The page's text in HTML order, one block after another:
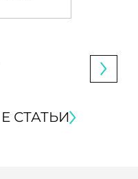
СТАТЬИ